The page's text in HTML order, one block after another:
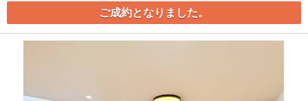
ご成約となりました。